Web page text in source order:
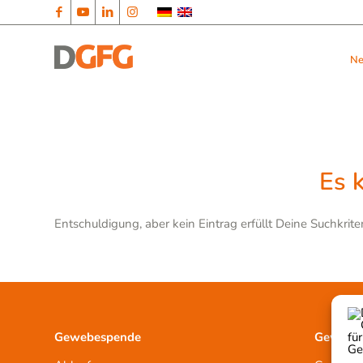
Es
Entschuldigung, aber kein Eintrag erfüllt Deine
Gewebespende